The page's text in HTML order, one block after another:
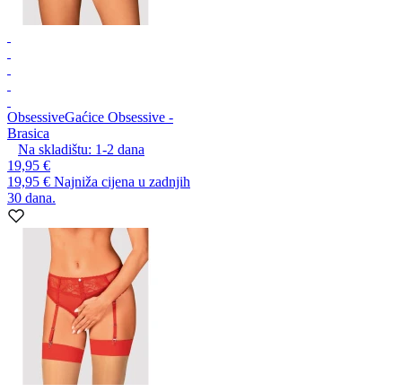
ObsessiveGaćice Obsessive -
Brasica
Na skladištu: 1-2 dana
19,95 €
19,95 € Najniža cijena u zadnjih
30 dana.